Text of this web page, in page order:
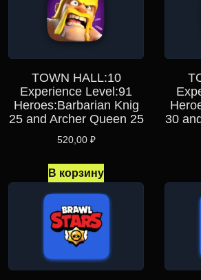
TOWN HALL:10
Experience Level:91
Heroes:Barbarian Knig
25 and Archer Queen 25
520,00 ₽
В корзину
30